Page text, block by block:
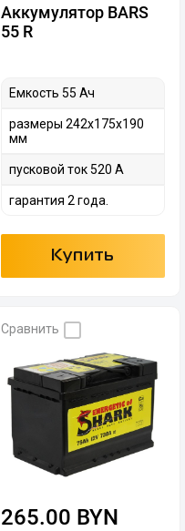
Аккумулятор BARS
55 R
Емкость 55 Ач
размеры 242х175х190
мм
пусковой ток 520 А
гарантия 2 года.
Купить
Сравнить
265.00 BYN